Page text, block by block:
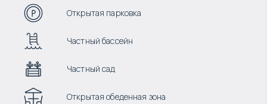
Открытая парковка
Частный бассейн
Частный сад
Открытая обеденная зона